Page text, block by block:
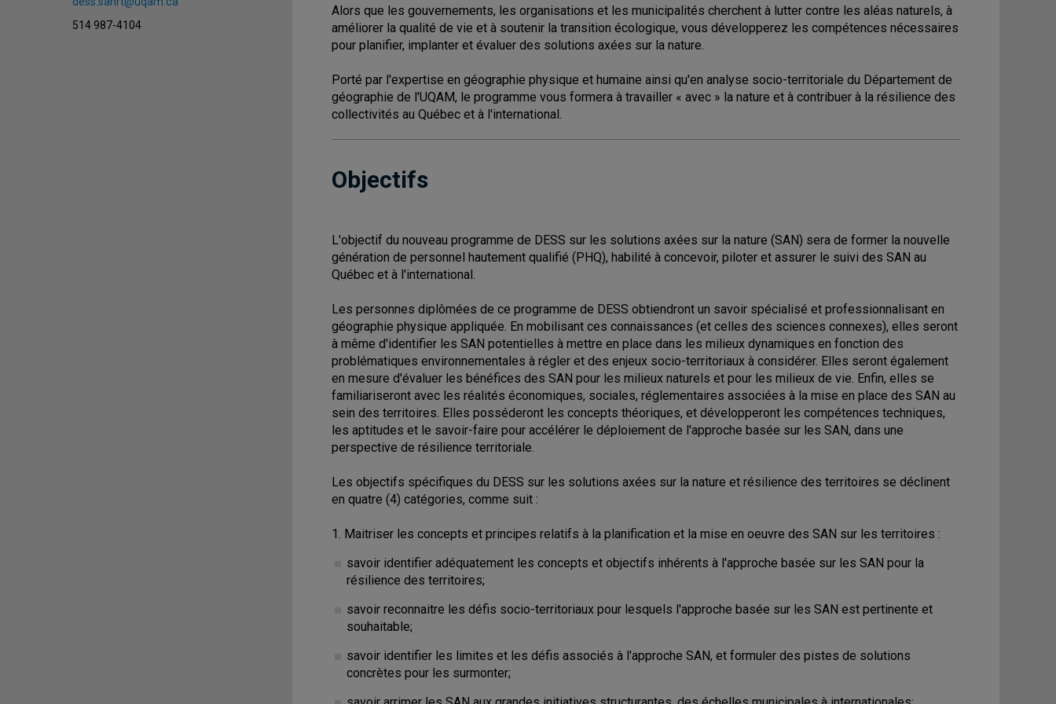
514 987-4104
Alors que les gouvernements, les organisations et les municipalités cherchent à lutter contre les aléas naturels, à
améliorer la qualité de vie et à soutenir la transition écologique, vous développerez les compétences nécessaires
pour planifier, implanter et évaluer des solutions axées sur la nature.
Porté par l'expertise en géographie physique et humaine ainsi qu'en analyse socio-territoriale du Département de
géographie de l'UQAM, le programme vous formera à travailler « avec » la nature et à contribuer à la résilience des
collectivités au Québec et à l'international.
Objectifs
L'objectif du nouveau programme de DESS sur les solutions axées sur la nature (SAN) sera de former la nouvelle
génération de personnel hautement qualifié (PHQ), habilité à concevoir, piloter et assurer le suivi des SAN au
Québec et à l'international.
Les personnes diplômées de ce programme de DESS obtiendront un savoir spécialisé et professionnalisant en
géographie physique appliquée. En mobilisant ces connaissances (et celles des sciences connexes), elles seront
à même d'identifier les SAN potentielles à mettre en place dans les milieux dynamiques en fonction des
problématiques environnementales à régler et des enjeux socio-territoriaux à considérer. Elles seront également
en mesure d'évaluer les bénéfices des SAN pour les milieux naturels et pour les milieux de vie. Enfin, elles se
familiariseront avec les réalités économiques, sociales, réglementaires associées à la mise en place des SAN au
sein des territoires. Elles posséderont les concepts théoriques, et développeront les compétences techniques,
les aptitudes et le savoir-faire pour accélérer le déploiement de l'approche basée sur les SAN, dans une
perspective de résilience territoriale.
Les objectifs spécifiques du DESS sur les solutions axées sur la nature et résilience des territoires se déclinent
en quatre (4) catégories, comme suit :
1. Maitriser les concepts et principes relatifs à la planification et la mise en oeuvre des SAN sur les territoires :
savoir identifier adéquatement les concepts et objectifs inhérents à l'approche basée sur les SAN pour la
résilience des territoires;
savoir reconnaitre les défis socio-territoriaux pour lesquels l'approche basée sur les SAN est pertinente et
souhaitable;
savoir identifier les limites et les défis associés à l'approche SAN, et formuler des pistes de solutions
concrètes pour les surmonter;